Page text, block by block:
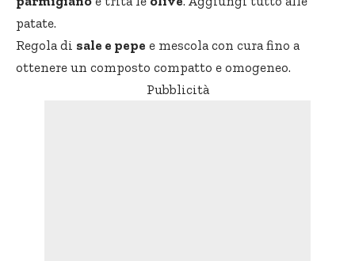
patate.
Regola di sale e pepe e mescola con cura fino a
ottenere un composto compatto e omogeneo.
Pubblicità